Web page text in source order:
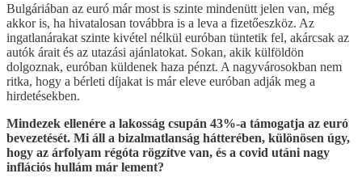
Bulgáriában az euró már most is szinte mindenütt jelen van, még
akkor is, ha hivatalosan továbbra is a leva a fizetőeszköz. Az
ingatlanárakat szinte kivétel nélkül euróban tüntetik fel, akárcsak az
autók árait és az utazási ajánlatokat. Sokan, akik külföldön
dolgoznak, euróban küldenek haza pénzt. A nagyvárosokban nem
ritka, hogy a bérleti díjakat is már eleve euróban adják meg a
hirdetésekben.
Mindezek ellenére a lakosság csupán 43%-a támogatja az euró
bevezetését. Mi áll a bizalmatlanság hátterében, különösen úgy,
hogy az árfolyam régóta rögzítve van, és a covid utáni nagy
inflációs hullám már lement?